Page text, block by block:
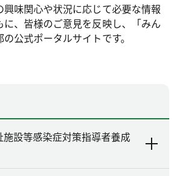
味関心や状況に応じて必要な情報
、皆様のご意見を反映し、「みん
公式ポータルサイトです。
施設等感染症対策指導者養成